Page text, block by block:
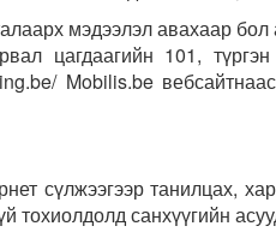
мэдээлэл авахаар
цагдаагийн 101,
Mobilis.be
сүлжээгээр танилцах,
тохиолдолд санхүүгийн